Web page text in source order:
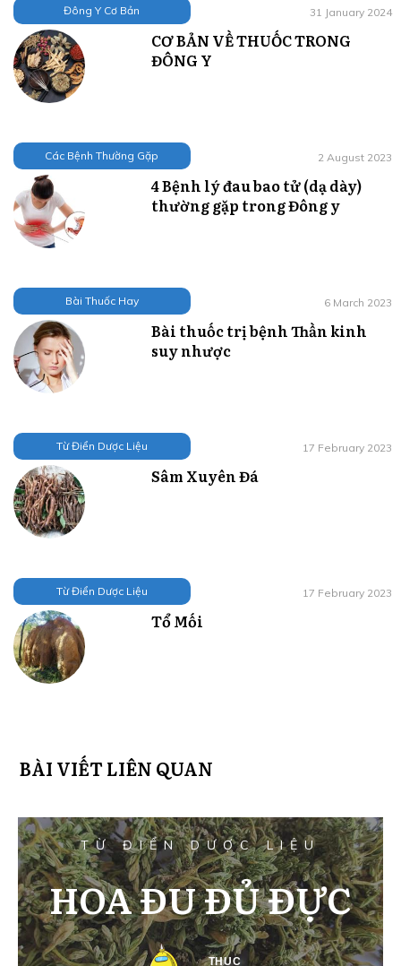
Đông Y Cơ Bản 31 January 2024
CƠ BẢN VỀ THUỐC TRONG
ĐÔNG Y
Các Bệnh Thường Gặp 2 August 2023
4 Bệnh lý đau bao tử (dạ dày)
thường gặp trong Đông y
Bài Thuốc Hay 6 March 2023
Bài thuốc trị bệnh Thần kinh
suy nhược
Từ Điển Dược Liệu 17 February 2023
Sâm Xuyên Đá
Từ Điển Dược Liệu 17 February 2023
Tổ Mối
BÀI VIẾT LIÊN QUAN
TỪ ĐIỂN DƯỢC LIỆU
HOA ĐU ĐỦ ĐỰC
THUC